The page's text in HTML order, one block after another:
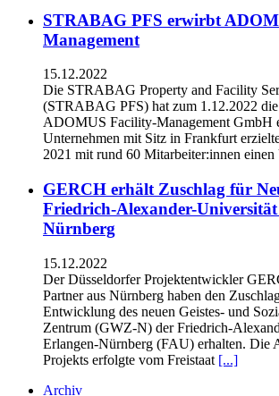
STRABAG PFS erwirbt
Management
15.12.2022
Die STRABAG Property and Facility
(STRABAG PFS) hat zum 1.12.2022
ADOMUS Facility-Management GmbH
Unternehmen mit Sitz in Frankfurt
2021 mit rund 60 Mitarbeiter:innen einen
GERCH erhält Zuschlag für
Friedrich-Alexander-
Nürnberg
15.12.2022
Der Düsseldorfer Projektentwickler
Partner aus Nürnberg haben den
Entwicklung des neuen Geistes- und
Zentrum (GWZ-N) der Friedrich-
Erlangen-Nürnberg (FAU) erhalten. Die
Projekts erfolgte vom Freistaat [...]
Archiv